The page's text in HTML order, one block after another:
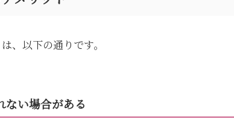
、以下の通りです。
ない場合がある